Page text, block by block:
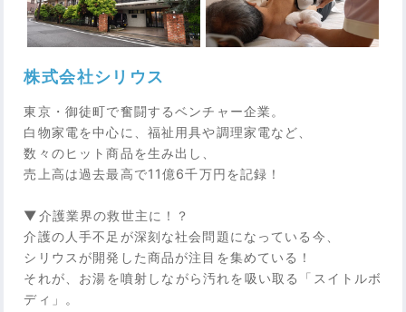
株式会社シリウス
東京・御徒町で奮闘するベンチャー企業。
白物家電を中心に、福祉用具や調理家電など、
数々のヒット商品を生み出し、
売上高は過去最高で11億6千万円を記録！
▼介護業界の救世主に！？
介護の人手不足が深刻な社会問題になっている今、
シリウスが開発した商品が注目を集めている！
それが、お湯を噴射しながら汚れを吸い取る「スイトルボ
ディ」。